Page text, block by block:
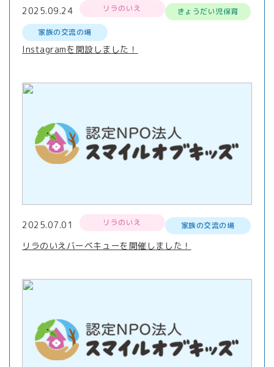
2025.09.24 リラのいえ
きょうだい児保育
家族の交流の場
Instagramを開設しました！
2025.07.01 リラのいえ 家族の交流の場
リラのいえバーベキューを開催しました！